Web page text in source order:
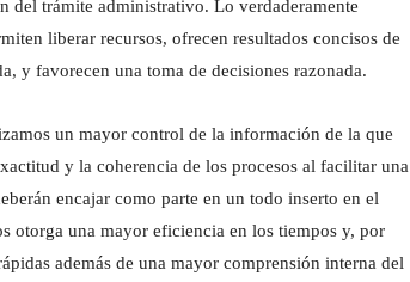
del trámite administrativo. Lo verdaderamente
liberar recursos, ofrecen resultados concisos de
y favorecen una toma de decisiones razonada.
un mayor control de la información de la que
y la coherencia de los procesos al facilitar una
encajar como parte en un todo inserto en el
otorga una mayor eficiencia en los tiempos y, por
además de una mayor comprensión interna del